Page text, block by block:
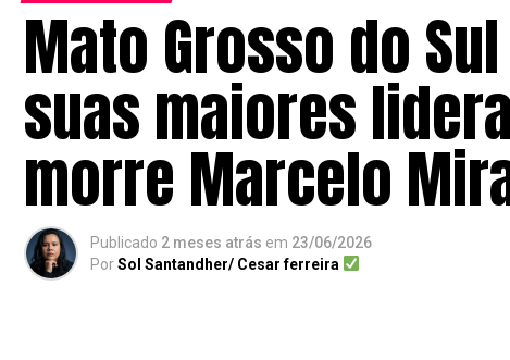
Mato Grosso do
suas maiores
morre Marcelo
Publicado 2 meses atrás em 23/06/2026
PorSol Santandher/ Cesar ferreira